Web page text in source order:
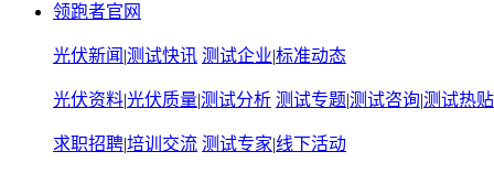
领跑者官网
光伏新闻 |测试快讯 测试企业|标准动态
光伏资料|光伏质量|测试分析 测试专题|测试咨询|测试热贴
求职招聘|培训交流 测试专家|线下活动